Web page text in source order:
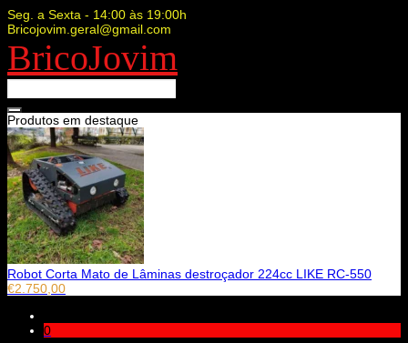
Seg. a Sexta - 14:00 às 19:00h
Bricojovim.geral@gmail.com
BricoJovim
Produtos em destaque
Robot Corta Mato de Lâminas destroçador 224cc LIKE RC-550
€2.750,00
0